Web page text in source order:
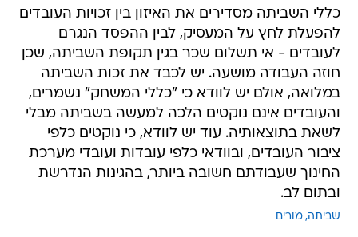
כללי השביתה מסדירים את האיזון בין זכויות העובדים
להפעלת לחץ על המעסיק, לבין ההפסד הנגרם
לעובדים - אי תשלום שכר בגין תקופת השביתה, שכן
חוזה העבודה מושעה. יש לכבד את זכות השביתה
במלואה, אולם יש לוודא כי "כללי המשחק" נשמרים,
והעובדים אינם נוקטים הלכה למעשה בשביתה מבלי
לשאת בתוצאותיה. עוד יש לוודא, כי נוקטים כלפי
ציבור העובדים, ובוודאי כלפי עובדות ועובדי מערכת
החינוך שעבודתם חשובה ביותר, בהגינות הנדרשת
ובתום לב.
שביתה מורים